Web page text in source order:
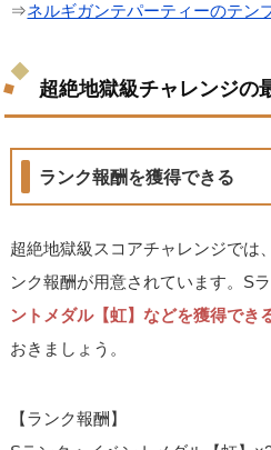
⇒ネルギガンテパーティーのテン
超絶地獄級チャレンジの
ランク報酬を獲得できる
超絶地獄級スコアチャレンジでは
ンク報酬が用意されています。S
ントメダル【虹】などを獲得でき
おきましょう。
【ランク報酬】